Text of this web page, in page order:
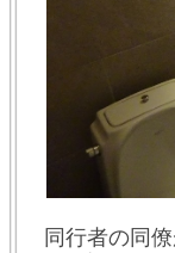
同行者の同